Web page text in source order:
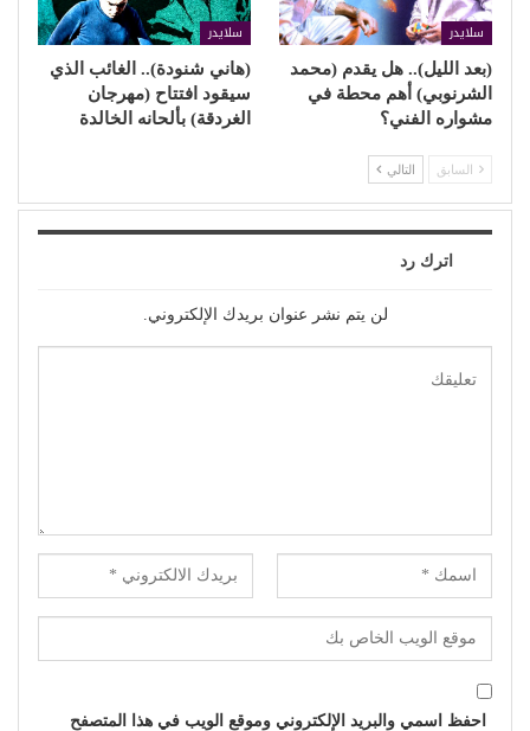
سلايدر
(بعد الليل).. هل يقدم (محمد
الشرنوبي) أهم محطة في
مشواره الفني؟
سلايدر
(هاني شنودة).. الغائب الذي
سيقود افتتاح (مهرجان
الغردقة) بألحانه الخالدة
السابق التالي
اترك رد
لن يتم نشر عنوان بريدك الإلكتروني.
احفظ اسمي والبريد الإلكتروني وموقع الويب في هذا المتصفح